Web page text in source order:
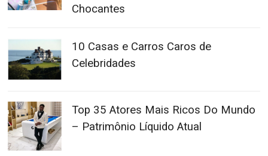
Chocantes
10 Casas e Carros Caros de
Celebridades
Top 35 Atores Mais Ricos Do Mundo
– Patrimônio Líquido Atual